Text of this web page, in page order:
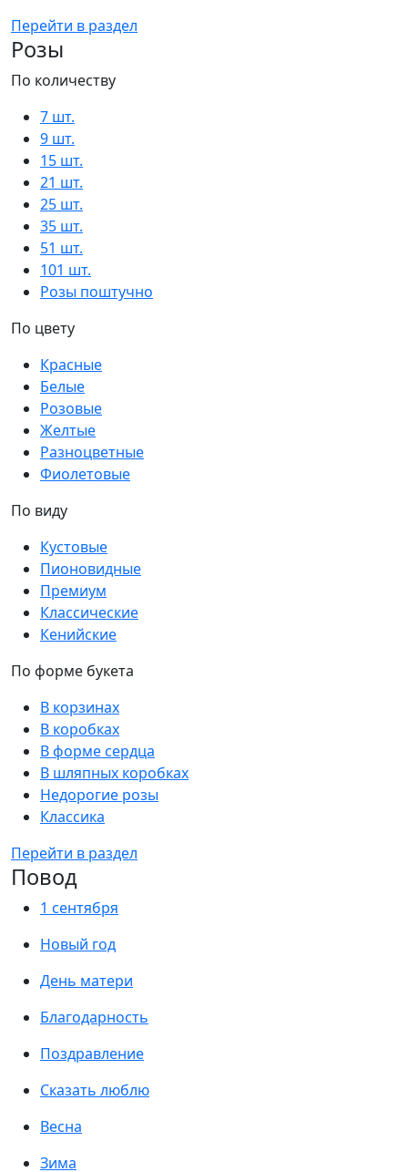
Перейти в раздел
Розы
По количеству
7 шт.
9 шт.
15 шт.
21 шт.
25 шт.
35 шт.
51 шт.
101 шт.
Розы поштучно
По цвету
Красные
Белые
Розовые
Желтые
Разноцветные
Фиолетовые
По виду
Кустовые
Пионовидные
Премиум
Классические
Кенийские
По форме букета
В корзинах
В коробках
В форме сердца
В шляпных коробках
Недорогие розы
Классика
Перейти в раздел
Повод
1 сентября
Новый год
День матери
Благодарность
Поздравление
Сказать люблю
Весна
Зима